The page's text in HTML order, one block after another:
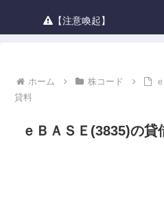
【注意喚起】
ホーム 株コード
貸料
ｅＢＡＳＥ(3835)の貸